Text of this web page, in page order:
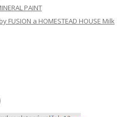
PAINT
FUSION a HOMESTEAD HOUSE Milk